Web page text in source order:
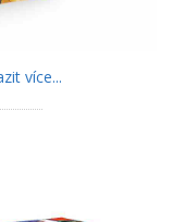
více...